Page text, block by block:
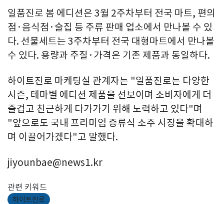
일품진로 봄 에디션은 3월 2주차부터 전국 마트, 편의
점·음식점·술집 등 주류 판매 업소에서 만나볼 수 있
다. 선물세트는 3주차부터 전국 대형마트에서 만나볼
수 있다. 용량과 주질·가격은 기존 제품과 동일하다.
하이트진로 마케팅실 관계자는 "일품진로는 다양한
시즌, 테마별 에디션 제품을 선보이며 소비자에게 더
즐겁고 친근하게 다가가기 위해 노력하고 있다"며
"앞으로도 국내 프리미엄 증류식 소주 시장을 확대하
며 이끌어가겠다"고 말했다.
jiyounbae@news1.kr
관련 키워드
하이트진로